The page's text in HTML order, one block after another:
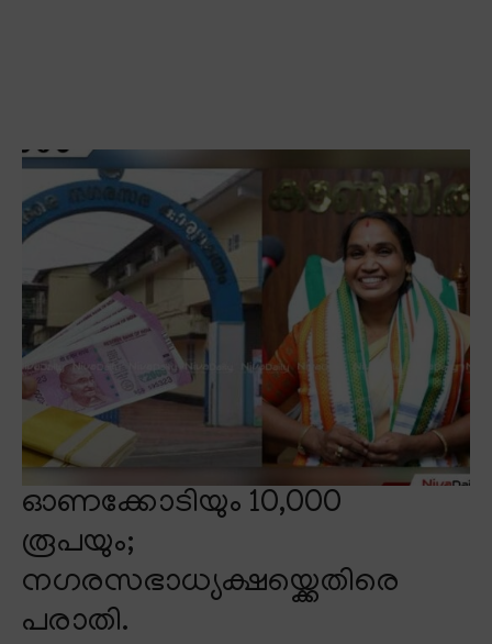
ഓണക്കോടിയും 10,000
രൂപയും;
നഗരസഭാധ്യക്ഷയ്ക്കെതിരെ
പരാതി.